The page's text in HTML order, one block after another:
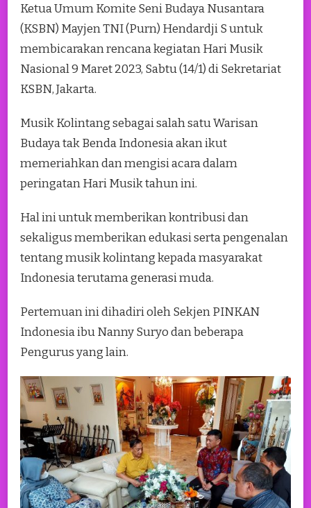
Ketua Umum Komite Seni Budaya Nusantara
(KSBN) Mayjen TNI (Purn) Hendardji S untuk
membicarakan rencana kegiatan Hari Musik
Nasional 9 Maret 2023, Sabtu (14/1) di Sekretariat
KSBN, Jakarta.
Musik Kolintang sebagai salah satu Warisan
Budaya tak Benda Indonesia akan ikut
memeriahkan dan mengisi acara dalam
peringatan Hari Musik tahun ini.
Hal ini untuk memberikan kontribusi dan
sekaligus memberikan edukasi serta pengenalan
tentang musik kolintang kepada masyarakat
Indonesia terutama generasi muda.
Pertemuan ini dihadiri oleh Sekjen PINKAN
Indonesia ibu Nanny Suryo dan beberapa
Pengurus yang lain.